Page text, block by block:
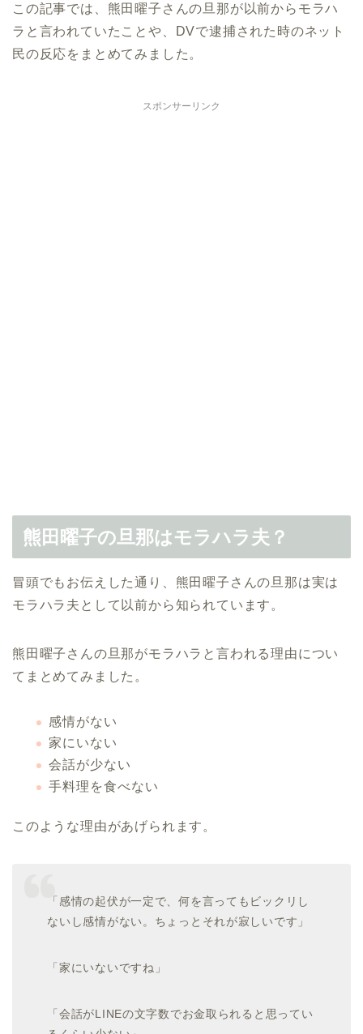
この記事では、熊田曜子さんの旦那が以前からモラハ
ラと言われていたことや、DVで逮捕された時のネット
民の反応をまとめてみました。
スポンサーリンク
熊田曜子の旦那はモラハラ夫？
冒頭でもお伝えした通り、熊田曜子さんの旦那は実は
モラハラ夫として以前から知られています。
熊田曜子さんの旦那がモラハラと言われる理由につい
てまとめてみました。
感情がない
家にいない
会話が少ない
手料理を食べない
このような理由があげられます。
「感情の起伏が一定で、何を言ってもビックリし
ないし感情がない。ちょっとそれが寂しいです」
「家にいないですね」
「会話がLINEの文字数でお金取られると思ってい